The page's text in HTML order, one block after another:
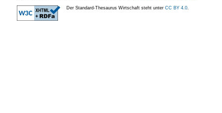
Der Standard-Thesaurus Wirtschaft steht unter CC BY 4.0